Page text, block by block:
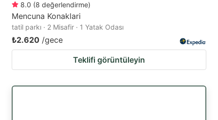
8.0 (8 değerlendirme)
Mencuna Konaklari
tatil parkı · 2 Misafir · 1 Yatak Odası
₺2.620 /gece
Teklifi görüntüleyin